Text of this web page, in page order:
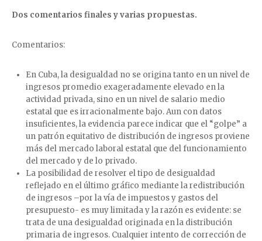
Dos comentarios finales y varias propuestas.
Comentarios:
En Cuba, la desigualdad no se origina tanto en un nivel de
ingresos promedio exageradamente elevado en la
actividad privada, sino en un nivel de salario medio
estatal que es irracionalmente bajo. Aun con datos
insuficientes, la evidencia parece indicar que el “golpe” a
un patrón equitativo de distribución de ingresos proviene
más del mercado laboral estatal que del funcionamiento
del mercado y de lo privado.
La posibilidad de resolver el tipo de desigualdad
reflejado en el último gráfico mediante la redistribución
de ingresos –por la vía de impuestos y gastos del
presupuesto- es muy limitada y la razón es evidente: se
trata de una desigualdad originada en la distribución
primaria de ingresos. Cualquier intento de corrección de